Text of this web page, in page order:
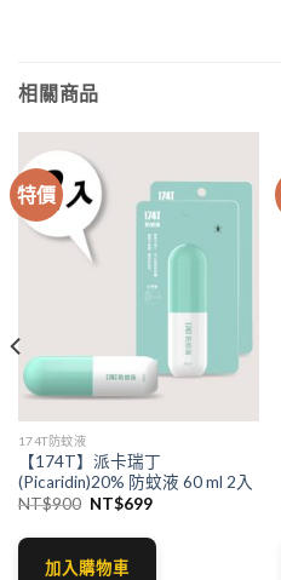
相關商品
特價
174T防蚊液
【174T】派卡瑞丁
(Picaridin)20% 防蚊液 60 ml 2入
NT$900 原
價
NT$900。
NT$699目
價
格：
加入購物車